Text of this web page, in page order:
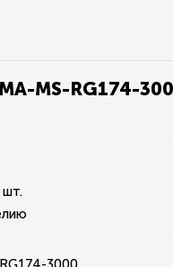
MS-RG174-
шт.